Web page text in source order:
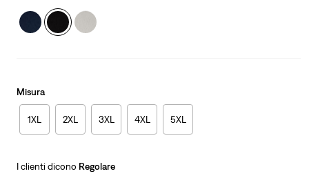
Misura
1XL 2XL 3XL 4XL 5XL
I clienti dicono Regolare